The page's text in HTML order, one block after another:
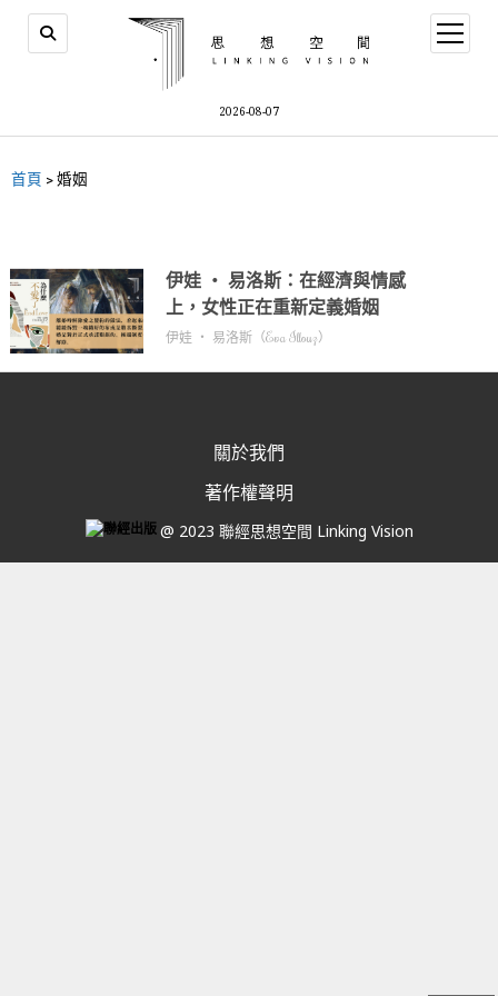
2026-08-07
首頁 >婚姻
伊娃 ‧ 易洛斯：在經濟與情感
上，女性正在重新定義婚姻
伊娃 ‧ 易洛斯（Eva Illouz）
關於我們
著作權聲明
@ 2023 聯經思想空間 Linking Vision